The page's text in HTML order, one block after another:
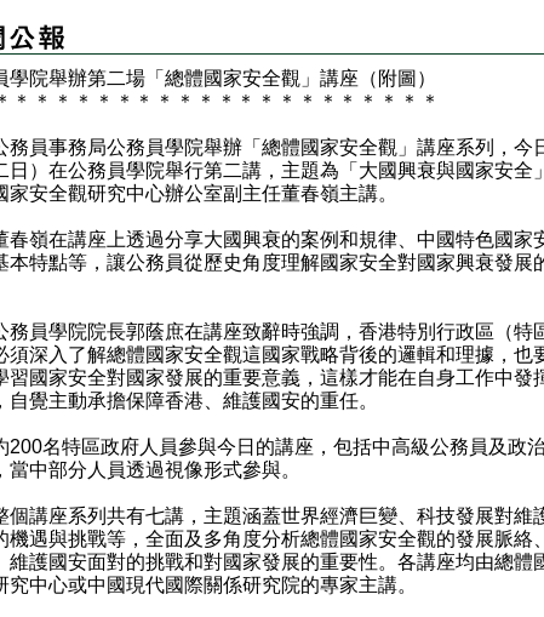
學院舉辦第二場「總體國家安全觀」講座（附圖）
＊ ＊ ＊ ＊ ＊ ＊ ＊ ＊ ＊ ＊ ＊ ＊ ＊ ＊ ＊ ＊ ＊ ＊ ＊ ＊ ＊ ＊
事務局公務員學院舉辦「總體國家安全觀」講座系列，今
日）在公務員學院舉行第二講，主題為「大國興衰與國家安全
家安全觀研究中心辦公室副主任董春嶺主講。
在講座上透過分享大國興衰的案例和規律、中國特色國家
本特點等，讓公務員從歷史角度理解國家安全對國家興衰發展
學院院長郭蔭庶在講座致辭時強調，香港特別行政區（特
須深入了解總體國家安全觀這國家戰略背後的邏輯和理據，也
習國家安全對國家發展的重要意義，這樣才能在自身工作中發
自覺主動承擔保障香港、維護國安的重任。
名特區政府人員參與今日的講座，包括中高級公務員及政
當中部分人員透過視像形式參與。
座系列共有七講，主題涵蓋世界經濟巨變、科技發展對維
機遇與挑戰等，全面及多角度分析總體國家安全觀的發展脈絡
維護國安面對的挑戰和對國家發展的重要性。各講座均由總體
究中心或中國現代國際關係研究院的專家主講。